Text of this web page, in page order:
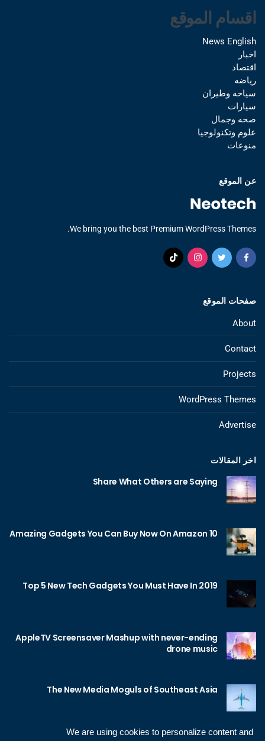
We are using cookies to personalize content and
اقسام الموقع
News English
اخبار
اقتصاد
رياضه
سياحه وطيران
سيارات
صحه وجمال
علوم وتكنولوجيا
منوعات
عن الموقع
We bring you the best Premium WordPress Themes.
صفحات الموقع
About
Contact
Projects
WordPress Themes
Advertise
اخر المقالات
Share What Others are Saying
10 Amazing Gadgets You Can Buy Now On Amazon
Top 5 New Tech Gadgets You Must Have In 2019
AppleTV Screensaver Mashup with never-ending
drone music
The New Media Moguls of Southeast Asia